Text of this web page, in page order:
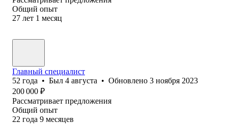
Общий опыт
27 лет 1 месяц
Главный специалист
52 года • Был 4 августа • Обновлено 3 ноября 2023
200 000 ₽
Рассматривает предложения
Общий опыт
22 года 9 месяцев